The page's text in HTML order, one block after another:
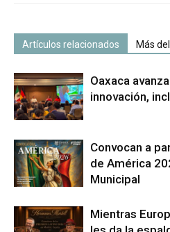
Artículos relacionados Más
Oaxaca
innovación,
Convocan a
de América
Municipal
Mientras